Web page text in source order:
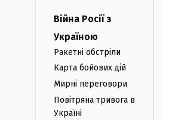
Війна Росії з
Україною
Ракетні обстріли
Карта бойових дій
Мирні переговори
Повітряна тривога в
Україні